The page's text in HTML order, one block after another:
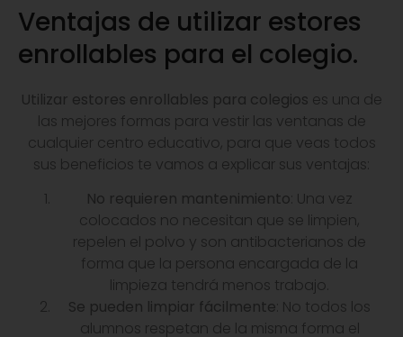
Ventajas de utilizar estores
enrollables para el colegio.
Utilizar estores enrollables para colegios es una de
las mejores formas para vestir las ventanas de
cualquier centro educativo, para que veas todos
sus beneficios te vamos a explicar sus ventajas:
No requieren mantenimiento : Una vez
colocados no necesitan que se limpien,
repelen el polvo y son antibacterianos de
forma que la persona encargada de la
limpieza tendrá menos trabajo.
Se pueden limpiar fácilmente : No todos los
alumnos respetan de la misma forma el